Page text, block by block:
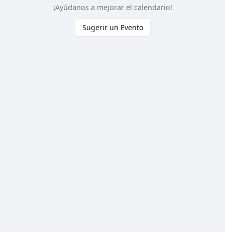
¡Ayúdanos a mejorar el calendario!
Sugerir un Evento